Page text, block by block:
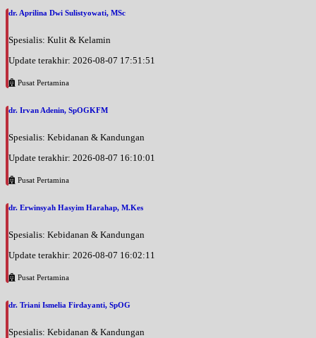
dr. Aprilina Dwi Sulistyowati, MSc
Spesialis: Kulit & Kelamin
Update terakhir: 2026-08-07 17:51:51
Pusat Pertamina
dr. Irvan Adenin, SpOGKFM
Spesialis: Kebidanan & Kandungan
Update terakhir: 2026-08-07 16:10:01
Pusat Pertamina
dr. Erwinsyah Hasyim Harahap, M.Kes
Spesialis: Kebidanan & Kandungan
Update terakhir: 2026-08-07 16:02:11
Pusat Pertamina
dr. Triani Ismelia Firdayanti, SpOG
Spesialis: Kebidanan & Kandungan